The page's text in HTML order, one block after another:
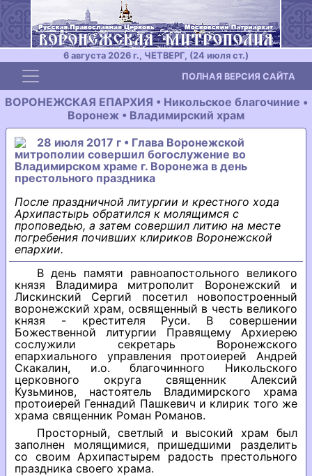
6 августа 2026 г., ЧЕТВЕРГ, (24 июля ст.)
Toggle navigation ПОЛНАЯ ВЕРСИЯ САЙТА
ВОРОНЕЖСКАЯ ЕПАРХИЯ • Никольское благочиние •
Воронеж • Владимирский храм
28 июля 2017 г • Глава Воронежской
митрополии совершил богослужение во
Владимирском храме г. Воронежа в день
престольного праздника
После праздничной литургии и крестного хода
Архипастырь обратился к молящимся с
проповедью, а затем совершил литию на месте
погребения почивших клириков Воронежской
епархии.
В день памяти равноапостольного великого
князя Владимира митрополит Воронежский и
Лискинский Сергий посетил новопостроенный
воронежский храм, освященный в честь великого
князя - крестителя Руси. В совершении
Божественной литургии Правящему Архиерею
сослужили секретарь Воронежского
епархиального управления протоиерей Андрей
Скакалин, и.о. благочинного Никольского
церковного округа священник Алексий
Кузьминов, настоятель Владимирского храма
протоиерей Геннадий Пашкевич и клирик того же
храма священник Роман Романов.
Просторный, светлый и высокий храм был
заполнен молящимися, пришедшими разделить
со своим Архипастырем радость престольного
праздника своего храма.